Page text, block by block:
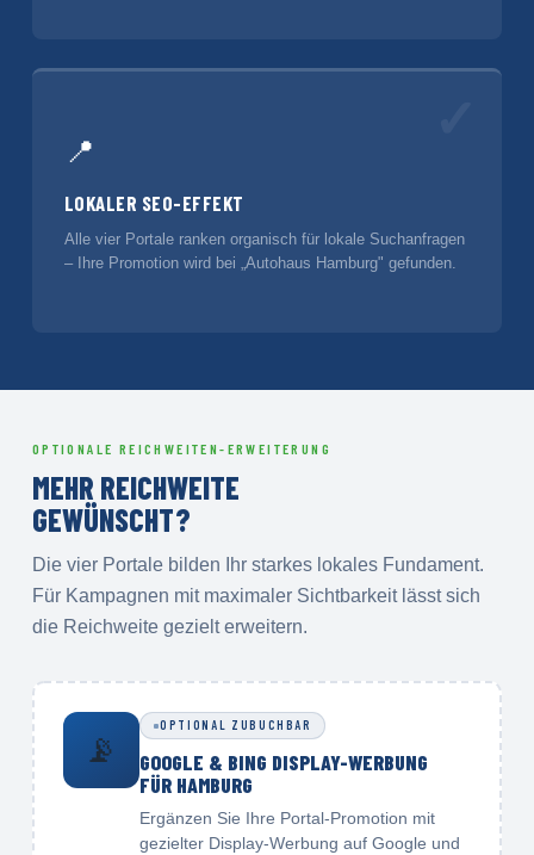
📍
LOKALER SEO-EFFEKT
Alle vier Portale ranken organisch für lokale Suchanfragen
– Ihre Promotion wird bei „Autohaus Hamburg" gefunden.
OPTIONALE REICHWEITEN-ERWEITERUNG
MEHR REICHWEITE
GEWÜNSCHT?
Die vier Portale bilden Ihr starkes lokales Fundament.
Für Kampagnen mit maximaler Sichtbarkeit lässt sich
die Reichweite gezielt erweitern.
📡
OPTIONAL ZUBUCHBAR
GOOGLE & BING DISPLAY-WERBUNG
FÜR HAMBURG
Ergänzen Sie Ihre Portal-Promotion mit
gezielter Display-Werbung auf Google und